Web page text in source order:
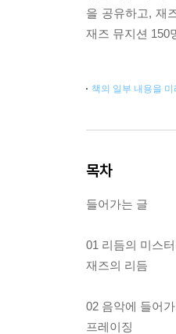
을 공유하고, 재
재즈 뮤지션 150
책의 일부 내용을
목차
들어가는 글
01 리듬의 미스
재즈의 리듬
02 음악에 들어
프레이징